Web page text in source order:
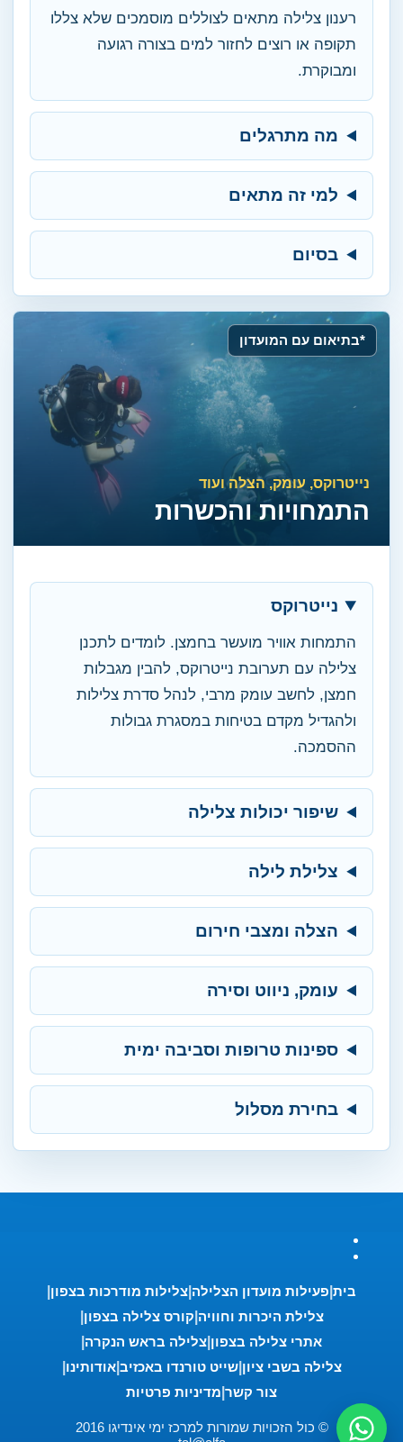
רענון צלילה מתאים לצוללים מוסמכים שלא צללו
תקופה או רוצים לחזור למים בצורה רגועה
ומבוקרת.
מה מתרגלים
למי זה מתאים
בסיום
*בתיאום עם המועדון
נייטרוקס, עומק, הצלה ועוד
התמחויות והכשרות
נייטרוקס
התמחות אוויר מועשר בחמצן. לומדים לתכנן
צלילה עם תערובת נייטרוקס, להבין מגבלות
חמצן, לחשב עומק מרבי, לנהל סדרת צלילות
ולהגדיל מקדם בטיחות במסגרת גבולות
ההסמכה.
שיפור יכולות צלילה
צלילת לילה
הצלה ומצבי חירום
עומק, ניווט וסירה
ספינות טרופות וסביבה ימית
בחירת מסלול
בית פעילות מועדון הצלילה צלילות מודרכות בצפון
צלילת היכרות וחוויה קורס צלילה בצפון
אתרי צלילה בצפון צלילה בראש הנקרה
צלילה בשבי ציון שייט טורנדו באכזיב אודותינו
צור קשר מדיניות פרטיות
© כול הזכויות שמורות למרכז ימי אינדיגו 2016